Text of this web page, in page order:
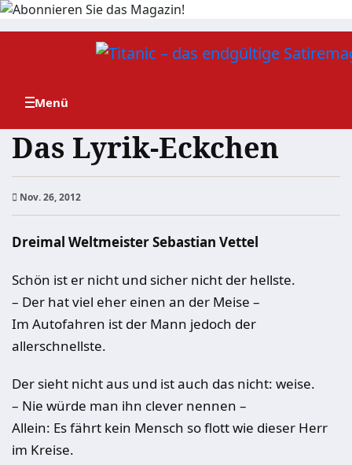
Zum
Das Lyrik-Eckchen
Nov. 26, 2012
Dreimal Weltmeister Sebastian Vettel
Schön ist er nicht und sicher nicht der hellste.
– Der hat viel eher einen an der Meise –
Im Autofahren ist der Mann jedoch der
allerschnellste.
Der sieht nicht aus und ist auch das nicht: weise.
– Nie würde man ihn clever nennen –
Allein: Es fährt kein Mensch so flott wie dieser Herr
im Kreise.